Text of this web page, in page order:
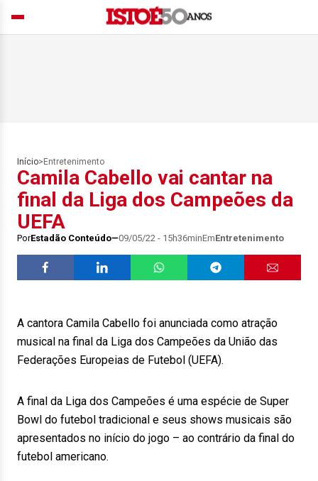
Início> Entretenimento
Camila Cabello vai cantar na
final da Liga dos Campeões da
UEFA
PorEstadão Conteúdo 09/05/22 - 15h36minEmEntretenimento
A cantora Camila Cabello foi anunciada como atração
musical na final da Liga dos Campeões da União das
Federações Europeias de Futebol (UEFA).
A final da Liga dos Campeões é uma espécie de Super
Bowl do futebol tradicional e seus shows musicais são
apresentados no início do jogo – ao contrário da final do
futebol americano.